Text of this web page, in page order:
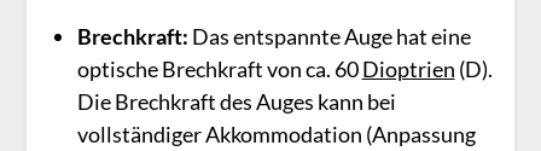
Brechkraft: Das entspannte Auge hat eine
optische Brechkraft von ca. 60Dioptrien (D).
Die Brechkraft des Auges kann bei
vollständiger Akkommodation (Anpassung